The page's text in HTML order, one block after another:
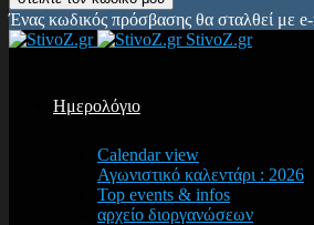
Ένας κωδικός πρόσβασης θα σταλθεί με
StivoZ.gr
Ημερολόγιο
Calendar view
Αγωνιστικό καλεντάρι : 2026
Top events & infos
αρχείο διοργανώσεων